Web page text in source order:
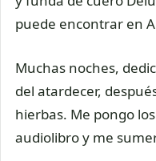
puede encontrar en
Muchas noches,
del atardecer,
hierbas. Me pongo
audiolibro y me